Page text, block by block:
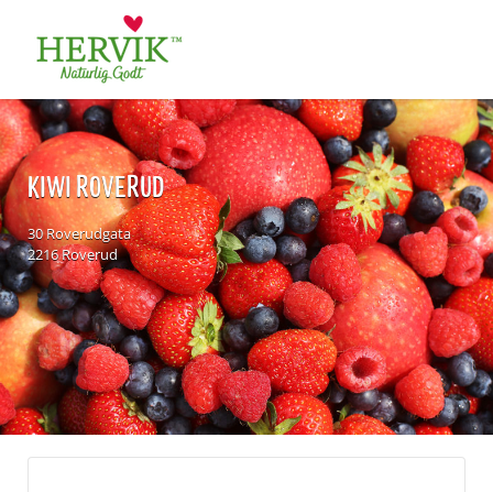
for:
KIWI ROVERUD
30 Roverudgata
2216 Roverud